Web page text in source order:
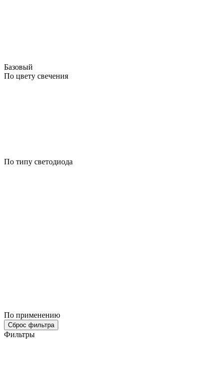
Базовый
По цвету свечения
По типу светодиода
По применению
Сброс фильтра
Фильтры